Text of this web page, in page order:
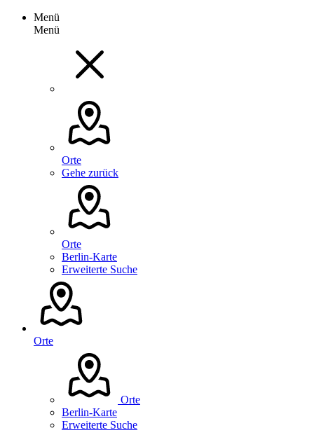
Menü
Menü
Orte
Gehe zurück
Orte
Berlin-Karte
Erweiterte Suche
Orte
Orte
Berlin-Karte
Erweiterte Suche